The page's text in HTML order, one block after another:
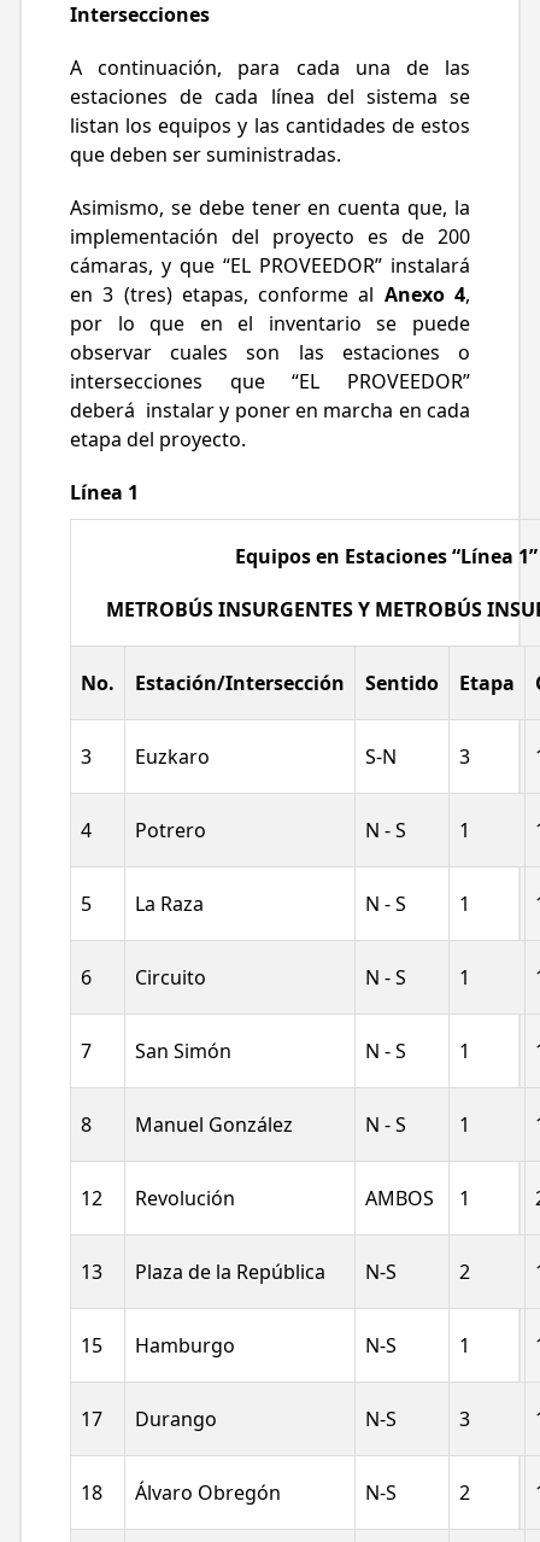
Intersecciones
A continuación, para cada una de las
estaciones de cada línea del sistema se
listan los equipos y las cantidades de estos
que deben ser suministradas.
Asimismo, se debe tener en cuenta que, la
implementación del proyecto es de 200
cámaras, y que “EL PROVEEDOR” instalará
en 3 (tres) etapas, conforme al Anexo 4,
por lo que en el inventario se puede
observar cuales son las estaciones o
intersecciones que “EL PROVEEDOR”
deberá instalar y poner en marcha en cada
etapa del proyecto.
Línea 1
Equipos en Estaciones “Línea 1”
METROBÚS INSURGENTES Y METROBÚS
No. Estación/Intersección Sentido Etapa
3 Euzkaro S-N 3
4 Potrero N - S 1
5 La Raza N - S 1
6 Circuito N - S 1
7 San Simón N - S 1
8 Manuel González N - S 1
12 Revolución AMBOS 1
13 Plaza de la República N-S 2
15 Hamburgo N-S 1
17 Durango N-S 3
18 Álvaro Obregón N-S 2